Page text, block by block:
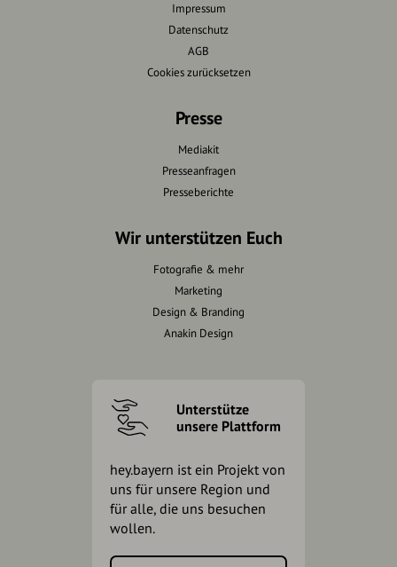
Impressum
Datenschutz
AGB
Cookies zurücksetzen
Presse
Mediakit
Presseanfragen
Presseberichte
Wir unterstützen Euch
Fotografie & mehr
Marketing
Design & Branding
Anakin Design
Unterstütze
unsere Plattform
hey.bayern ist ein Projekt von
uns für unsere Region und
für alle, die uns besuchen
wollen.